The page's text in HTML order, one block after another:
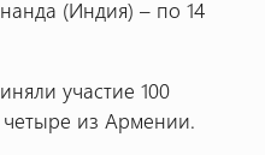
(Индия) – по 14
участие 100
четыре из Армении.